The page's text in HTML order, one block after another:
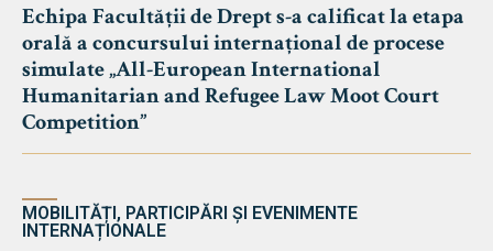
Echipa Facultății de Drept s-a calificat la etapa
orală a concursului internațional de procese
simulate „All-European International
Humanitarian and Refugee Law Moot Court
Competition”
MOBILITĂȚI, PARTICIPĂRI ȘI EVENIMENTE
INTERNAȚIONALE